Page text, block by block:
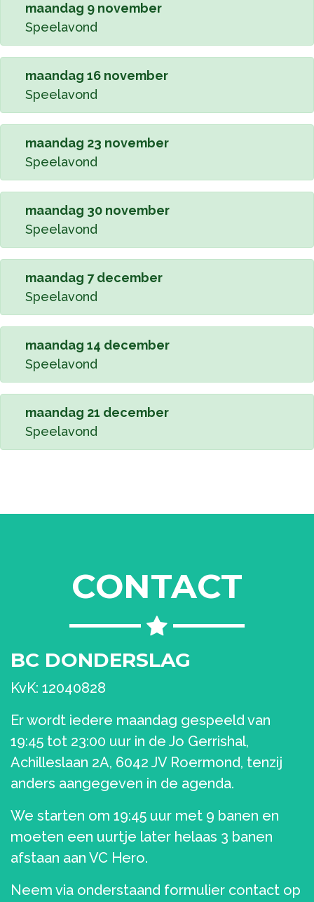
maandag 9 november
Speelavond
maandag 16 november
Speelavond
maandag 23 november
Speelavond
maandag 30 november
Speelavond
maandag 7 december
Speelavond
maandag 14 december
Speelavond
maandag 21 december
Speelavond
CONTACT
BC DONDERSLAG
KvK: 12040828
Er wordt iedere maandag gespeeld van
19:45 tot 23:00 uur in de Jo Gerrishal,
Achilleslaan 2A, 6042 JVRoermond, tenzij
anders aangegeven in de agenda.
We starten om 19:45 uur met 9 banen en
moeten een uurtje later helaas 3 banen
afstaan aan VC Hero.
Neem via onderstaand formulier contact op